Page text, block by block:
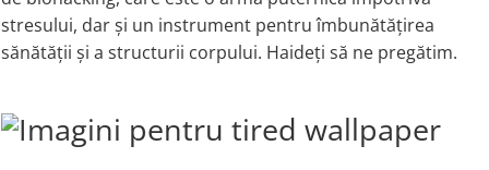
R
Rhodiola
Riboflavina (Vitamina B2)
Rozmarin (Rosemary)
Rutin (Vitamina P)
stresului, dar și un instrument pentru îmbunătățirea
sănătății și a structurii corpului. Haideți să ne pregătim.